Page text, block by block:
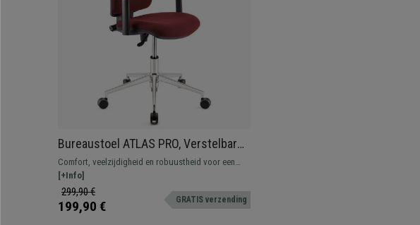
Bureaustoel ATLAS PRO, Verstelbare
Armleuningen en Rugleuning, Metalen
Onderstel, In Bordeaux Stof
Comfort, veelzijdigheid en robuustheid voor een
onverslaanbare prijs. Dit geweldige model biedt
uitstekende prestaties bij het uitvoeren van uw
dagelijkse taken.
[+Info]
299,90 €
199,90 € GRATIS verzending